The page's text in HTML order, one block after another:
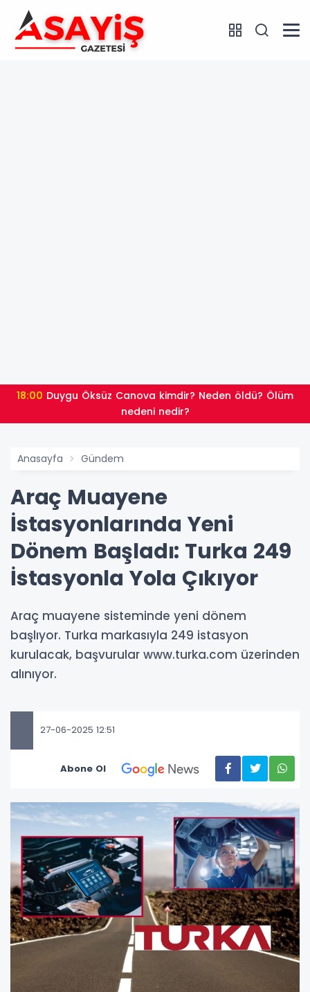
18:00
nedeni nedir?
Anasayfa Gündem
Araç Muayene
İstasyonlarında Yeni
Dönem Başladı: Turka 249
İstasyonla Yola Çıkıyor
Araç muayene sisteminde yeni dönem
başlıyor. Turka markasıyla 249 istasyon
kurulacak, başvurular www.turka.com üzerinden
alınıyor.
27-06-2025 12:51
Abone Ol